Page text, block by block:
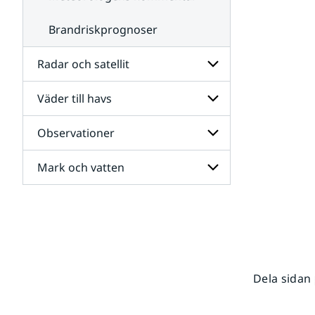
Brandriskprognoser
Radar och satellit
Undersidor
för
Radar
och
satellit
Väder till havs
Undersidor
för
Väder
till
havs
Observationer
Undersidor
för
Mark och vatten
Dela sidan